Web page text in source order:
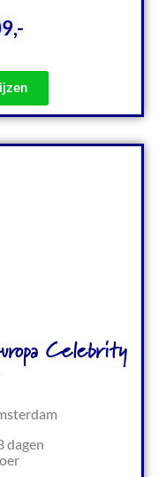
Celebrity
dagen